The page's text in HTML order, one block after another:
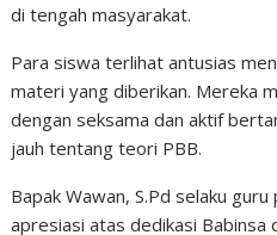
di tengah masyarakat.
Para siswa terlihat antusias
materi yang diberikan. Mereka
dengan seksama dan aktif
jauh tentang teori PBB.
Bapak Wawan, S.Pd selaku
apresiasi atas dedikasi Babinsa